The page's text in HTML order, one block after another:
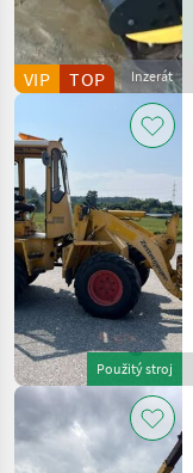
Inzerát
VIP TOP
Použitý stroj